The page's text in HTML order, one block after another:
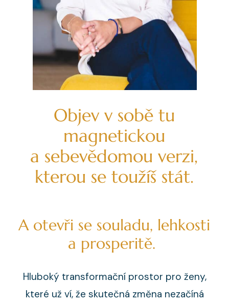
Objev v sobě tu
magnetickou
a sebevědomou verzi,
kterou se toužíš stát.
A otevři se souladu, lehkosti
a prosperitě.
Hluboký transformační prostor pro ženy,
které už ví, že skutečná změna nezačíná